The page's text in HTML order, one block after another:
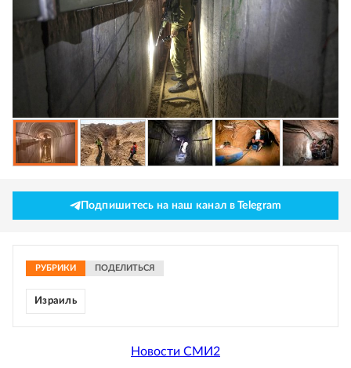
Подпишитесь на наш канал в Telegram
РУБРИКИ ПОДЕЛИТЬСЯ
Израиль
Новости СМИ2